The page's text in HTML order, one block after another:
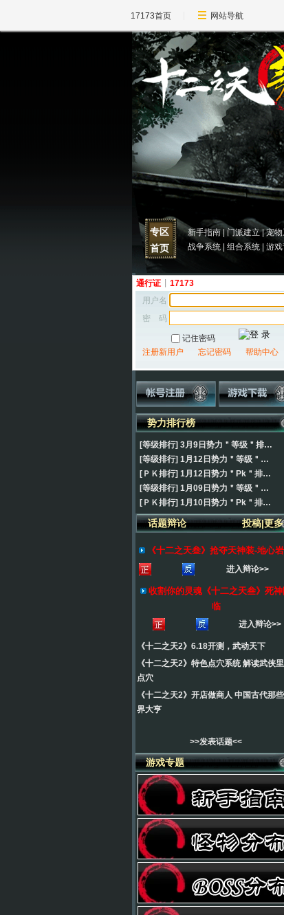
17173首页 网站导航
专区
首页
新手指南|门派建立|宠
战争系统
组合系统 游
通行证
17173
用户名
密 码
记住密码
注册新用户
忘记密码 帮助中心
势力排行榜
[等级排行] 3月9日势力＂等级＂排…
[等级排行] 1月12日势力＂等级＂…
[ＰＫ排行] 1月12日势力＂Pk＂排…
[等级排行] 1月09日势力＂等级＂…
[ＰＫ排行] 1月10日势力＂Pk＂排…
话题辩论 投稿|更多
《十二之天叁》抢夺天神装-地心
进入辩论>>
收割你的灵魂《十二之天叁》死
临
进入辩论>>
《十二之天2》6.18开测，武动天下
《十二之天2》特色点穴系统 解读武侠
点穴
《十二之天2》开店做商人 中国古代那
界大亨
>>发表话题<<
游戏专题